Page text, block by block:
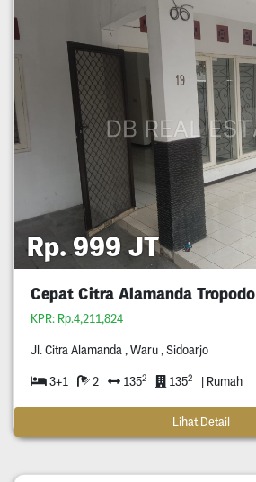
Rp. 999 JT
Cepat Citra Alamanda Tropodo
KPR: Rp.4,211,824
Jl. Citra Alamanda , Waru , Sidoarjo
3+1 2 1352 1352 | Rumah
Lihat Detail